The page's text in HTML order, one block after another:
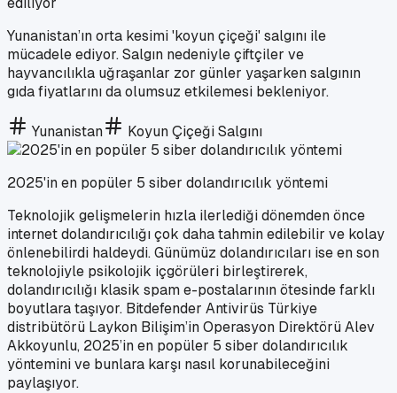
Yunanistan’ın orta kesimi 'koyun çiçeği' salgını ile
mücadele ediyor. Salgın nedeniyle çiftçiler ve
hayvancılıkla uğraşanlar zor günler yaşarken salgının
gıda fiyatlarını da olumsuz etkilemesi bekleniyor.
Yunanistan Koyun Çiçeği Salgını
2025'in en popüler 5 siber dolandırıcılık yöntemi
Teknolojik gelişmelerin hızla ilerlediği dönemden önce
internet dolandırıcılığı çok daha tahmin edilebilir ve kolay
önlenebilirdi haldeydi. Günümüz dolandırıcıları ise en son
teknolojiyle psikolojik içgörüleri birleştirerek,
dolandırıcılığı klasik spam e-postalarının ötesinde farklı
boyutlara taşıyor. Bitdefender Antivirüs Türkiye
distribütörü Laykon Bilişim’in Operasyon Direktörü Alev
Akkoyunlu, 2025’in en popüler 5 siber dolandırıcılık
yöntemini ve bunlara karşı nasıl korunabileceğini
paylaşıyor.